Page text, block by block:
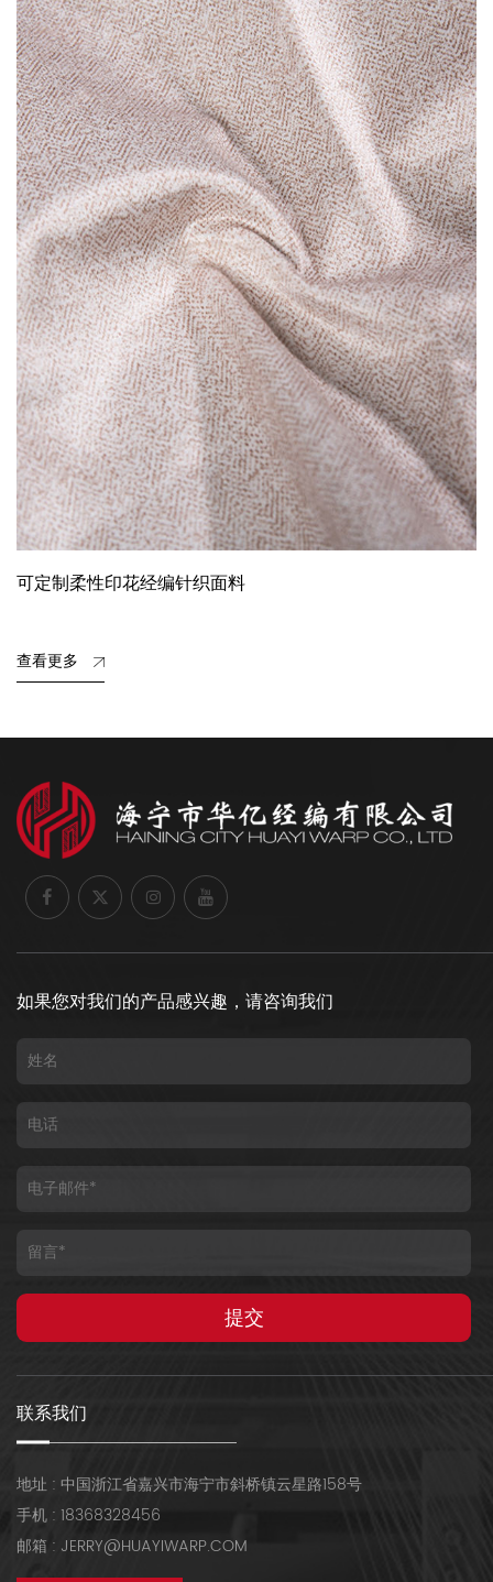
可定制柔性印花经编针织面料
查看更多
如果您对我们的产品感兴趣，请咨询我们
联系我们
地址 : 中国浙江省嘉兴市海宁市斜桥镇云星路158号
手机 : 18368328456
邮箱 : JERRY@HUAYIWARP.COM